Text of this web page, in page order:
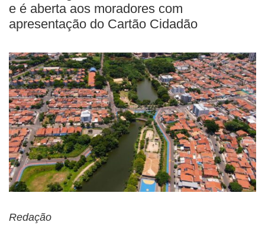
e é aberta aos moradores com
apresentação do Cartão Cidadão
Redação